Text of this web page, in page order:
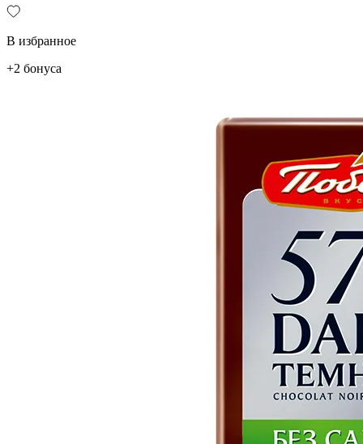
В избранное
+2 бонуса